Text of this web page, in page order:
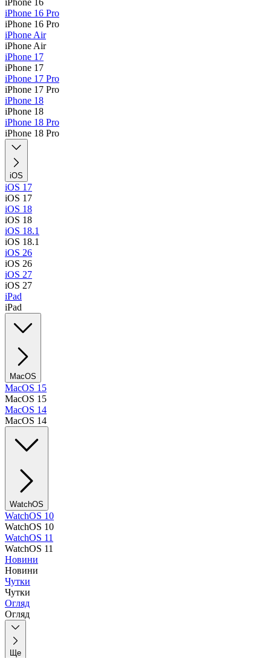
iPhone 16 Pro
iPhone 16 Pro
iPhone Air
iPhone Air
iPhone 17
iPhone 17
iPhone 17 Pro
iPhone 17 Pro
iPhone 18
iPhone 18
iPhone 18 Pro
iPhone 18 Pro
iOS
iOS 17
iOS 17
iOS 18
iOS 18
iOS 18.1
iOS 18.1
iOS 26
iOS 26
iOS 27
iOS 27
iPad
iPad
MacOS
MacOS 15
MacOS 15
MacOS 14
MacOS 14
WatchOS
WatchOS 10
WatchOS 10
WatchOS 11
WatchOS 11
Новини
Новини
Чутки
Чутки
Огляд
Огляд
Ще